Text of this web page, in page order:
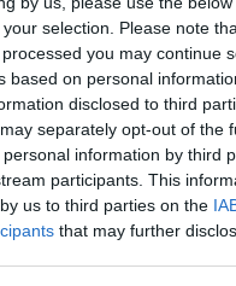
selection. Please note
you may continue
based on personal
disclosed to third
separately opt-out of the
information by third
participants. This
us to third parties on the
that may further